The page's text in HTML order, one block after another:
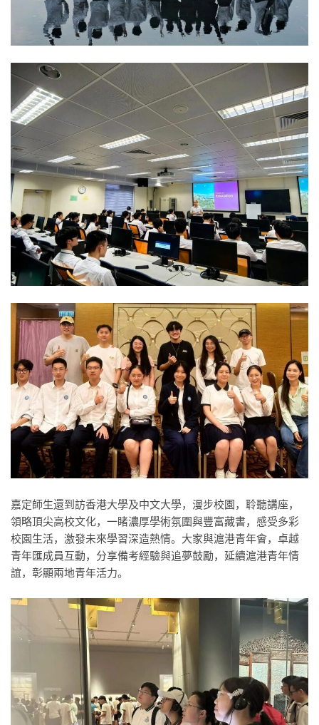
嘉定師生還到訪香港大學及中文大學，漫步校園，聆聽講座，
領略頂尖高校文化，一睹濃厚學術氛圍與豐富藏書，感受多彩
校園生活，激發未來學習深造熱情。大家與滬港青年會， 卓越
青年匯成員互動，分享備考經驗與追夢鼓勵，延續滬港青年情
誼，彰顯兩地青年活力。